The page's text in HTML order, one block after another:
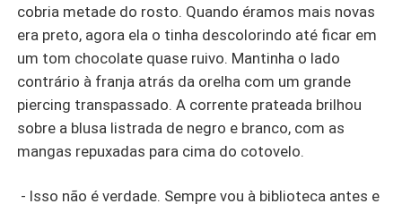
cobria metade do rosto. Quando éramos mais novas
era preto, agora ela o tinha descolorindo até ficar em
um tom chocolate quase ruivo. Mantinha o lado
contrário à franja atrás da orelha com um grande
piercing transpassado. A corrente prateada brilhou
sobre a blusa listrada de negro e branco, com as
mangas repuxadas para cima do cotovelo.
- Isso não é verdade. Sempre vou à biblioteca antes e